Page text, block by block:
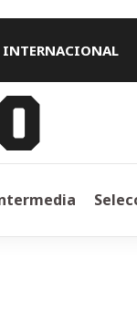
INTERNACIONAL